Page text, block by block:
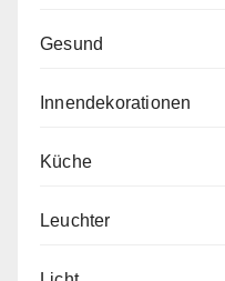
Gesund
Innendekorationen
Küche
Leuchter